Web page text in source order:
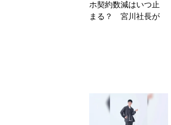
ホ契約数減はいつ止
まる？ 宮川社長が